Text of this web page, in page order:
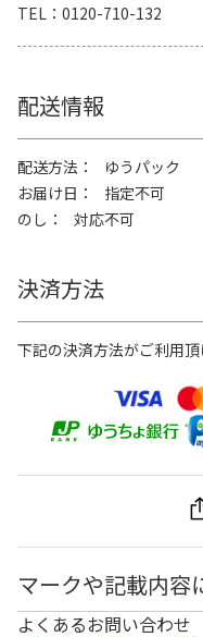
TEL
0120-710-132
配送情報
配送方法
ゆうパック
お届け日
指定不可
のし
対応不可
決済方法
下記の決済方法がご利用頂
マークや記載内容
よくあるお問い合わせ